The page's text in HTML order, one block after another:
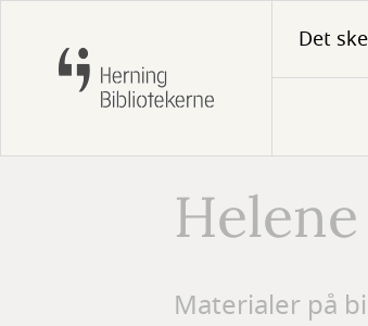
hovedindhold
Det
Materialer på